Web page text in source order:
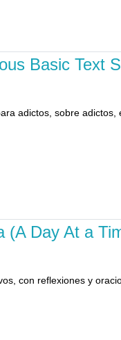
Basic Text
adictos, sobre
Day At a
con reflexiones y